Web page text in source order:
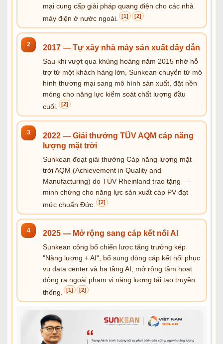
mại cung cấp giải pháp quang điện cho các nhà
máy điện ở nước ngoài.
[1] [2]
2 2017 — Tự xây nhà máy sản xuất dây dẫn
Sau khi vượt qua khủng hoảng năm 2015 nhờ hỗ
trợ từ một khách hàng lớn, Sunkean chuyển từ mô
hình thương mại sang mô hình sản xuất, đặt nền
móng cho năng lực kiểm soát chất lượng đầu
cuối.
[2]
3
2022 — Giải thưởng TÜV AQM cáp năng
lượng mặt trời
Sunkean đoạt giải thưởng Cáp năng lượng mặt
trời AQM (Achievement in Quality and
Manufacturing) do TÜV Rheinland trao tặng —
minh chứng cho năng lực sản xuất cáp PV đạt
mức chuẩn Đức.
[2]
4 2025 — Mở rộng sang cáp kết nối AI
Sunkean công bố chiến lược tăng trưởng kép
"Năng lượng + AI", bổ sung dòng cáp kết nối phục
vụ data center và hạ tầng AI, mở rộng tầm hoạt
động ra ngoài phạm vi năng lượng tái tạo truyền
thống.
[1] [2]